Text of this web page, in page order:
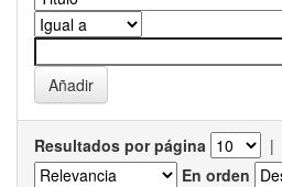
Resultados por página |
En orden